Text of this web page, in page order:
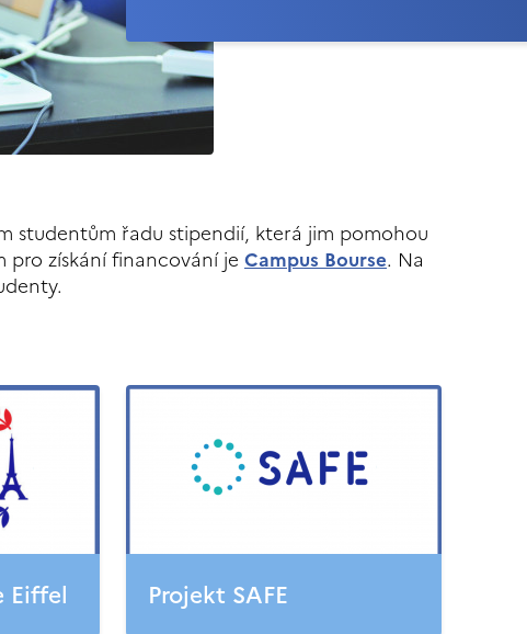
studentům řadu stipendií, která jim pomohou
pro získání financování je Campus Bourse. Na
Eiffel Projekt SAFE